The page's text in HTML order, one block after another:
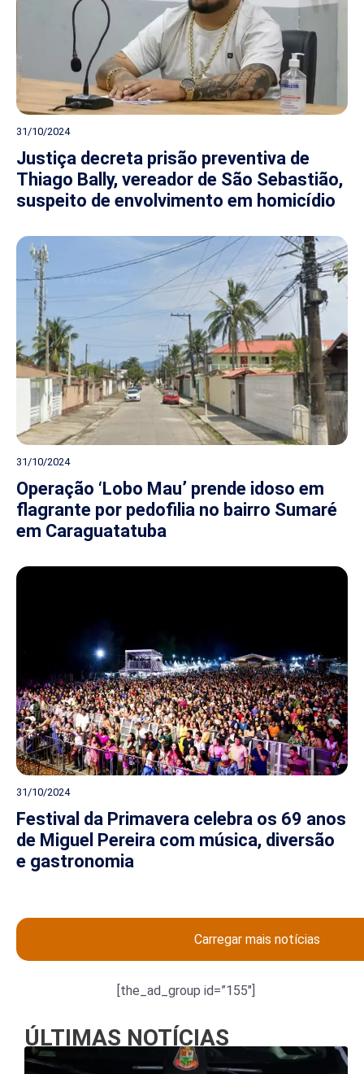
31/10/2024
Justiça decreta prisão preventiva de
Thiago Bally, vereador de São Sebastião,
suspeito de envolvimento em homicídio
31/10/2024
Operação ‘Lobo Mau’ prende idoso em
flagrante por pedofilia no bairro Sumaré
em Caraguatatuba
31/10/2024
Festival da Primavera celebra os 69 anos
de Miguel Pereira com música, diversão
e gastronomia
Carregar mais notícias
[the_ad_group id=”155″]
ÚLTIMAS NOTÍCIAS